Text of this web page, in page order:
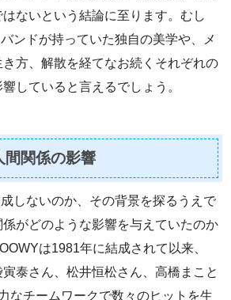
ないという結論に至ります。むし
ンドが持っていた独自の美学や、メ
方、解散を経てなお続くそれぞれの
していると言えるでしょう。
間関係の影響
しないのか、その背景を探るうえで
係がどのような影響を与えていたのか
は1981年に結成されて以来、
泰さん、松井恒松さん、高橋まこと
なチームワークで数々のヒットを生